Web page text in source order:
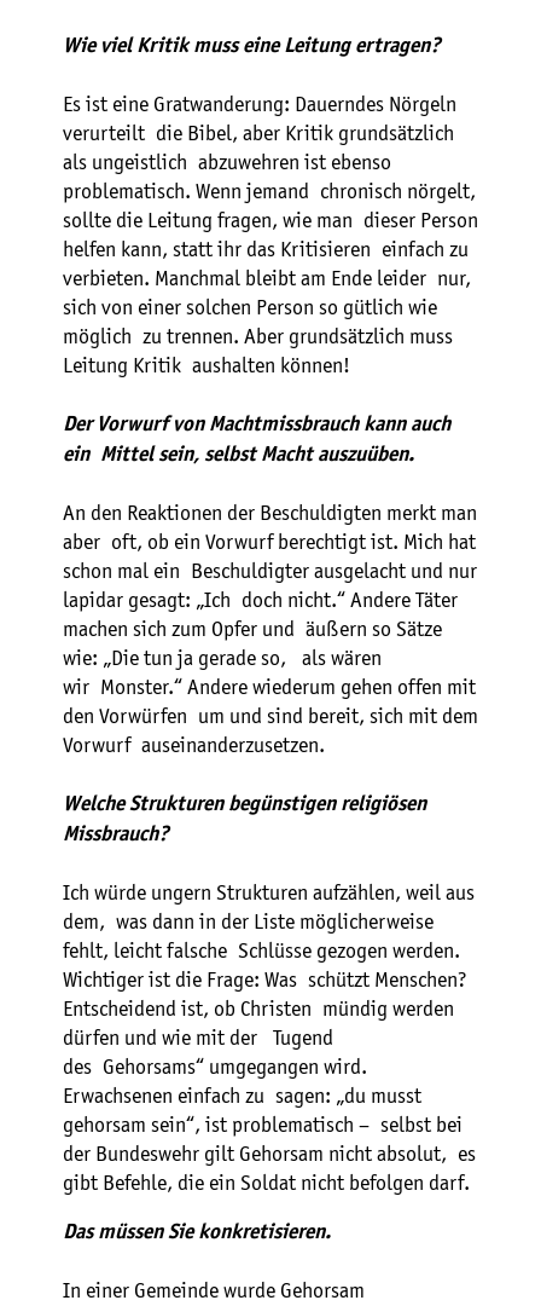
Wie viel Kritik muss eine Leitung ertragen?
Es ist eine Gratwanderung: Dauerndes Nörgeln
verurteilt die Bibel, aber Kritik grundsätzlich
als ungeistlich abzuwehren ist ebenso
problematisch. Wenn jemand chronisch nörgelt,
sollte die Leitung fragen, wie man dieser Person
helfen kann, statt ihr das Kritisieren einfach zu
verbieten. Manchmal bleibt am Ende leider nur,
sich von einer solchen Person so gütlich wie
möglich zu trennen. Aber grundsätzlich muss
Leitung Kritik aushalten können!
Der Vorwurf von Machtmissbrauch kann auch
ein Mittel sein, selbst Macht auszuüben.
An den Reaktionen der Beschuldigten merkt man
aber oft, ob ein Vorwurf berechtigt ist. Mich hat
schon mal ein Beschuldigter ausgelacht und nur
lapidar gesagt: „Ich doch nicht.“ Andere Täter
machen sich zum Opfer und äußern so Sätze
wie: „Die tun ja gerade so, als wären
wir Monster.“ Andere wiederum gehen offen mit
den Vorwürfen um und sind bereit, sich mit dem
Vorwurf auseinanderzusetzen.
Welche Strukturen begünstigen religiösen
Missbrauch?
Ich würde ungern Strukturen aufzählen, weil aus
dem, was dann in der Liste möglicherweise
fehlt, leicht falsche Schlüsse gezogen werden.
Wichtiger ist die Frage: Was schützt Menschen?
Entscheidend ist, ob Christen mündig werden
dürfen und wie mit der Tugend
des Gehorsams“ umgegangen wird.
Erwachsenen einfach zu sagen: „du musst
gehorsam sein“, ist problematisch – selbst bei
der Bundeswehr gilt Gehorsam nicht absolut, es
gibt Befehle, die ein Soldat nicht befolgen darf.
Das müssen Sie konkretisieren.
In einer Gemeinde wurde Gehorsam